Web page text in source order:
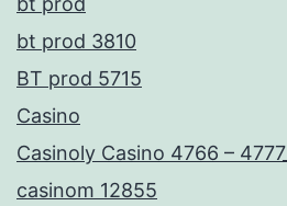
bt prod 3810
BT prod 5715
Casino
Casinoly Casino 4766 – 4777_
casinom 12855